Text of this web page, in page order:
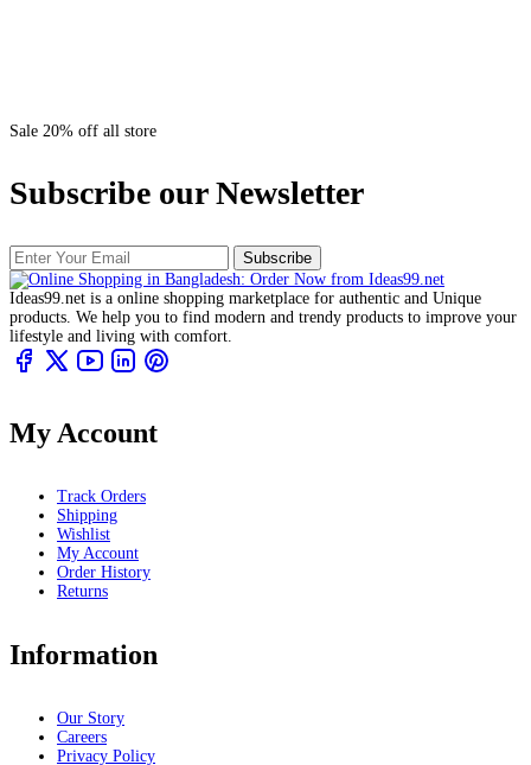
Sale 20% off all store
Subscribe our Newsletter
Subscribe
Ideas99.net is a online shopping marketplace for authentic and Unique
products. We help you to find modern and trendy products to improve your
lifestyle and living with comfort.
My Account
Track Orders
Shipping
Wishlist
My Account
Order History
Returns
Information
Our Story
Careers
Privacy Policy